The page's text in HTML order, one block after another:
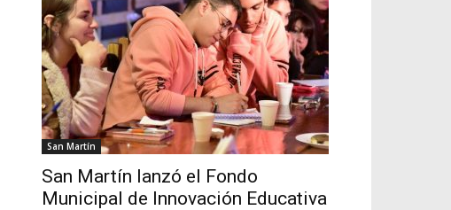
San Martín
San Martín lanzó el Fondo
Municipal de Innovación Educativa